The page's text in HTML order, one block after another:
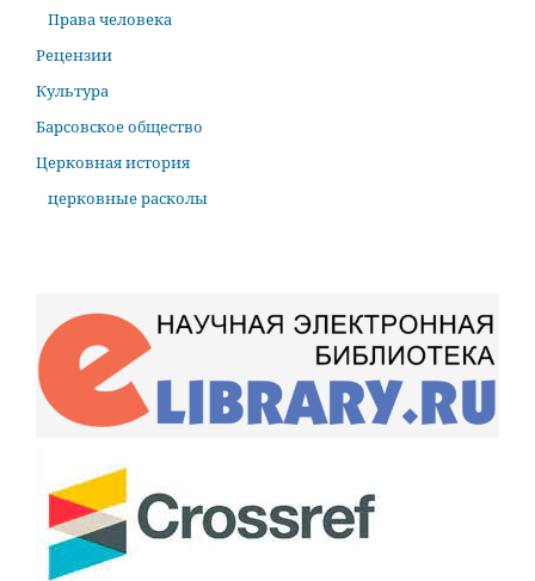
Права человека
Рецензии
Культура
Барсовское общество
Церковная история
церковные расколы